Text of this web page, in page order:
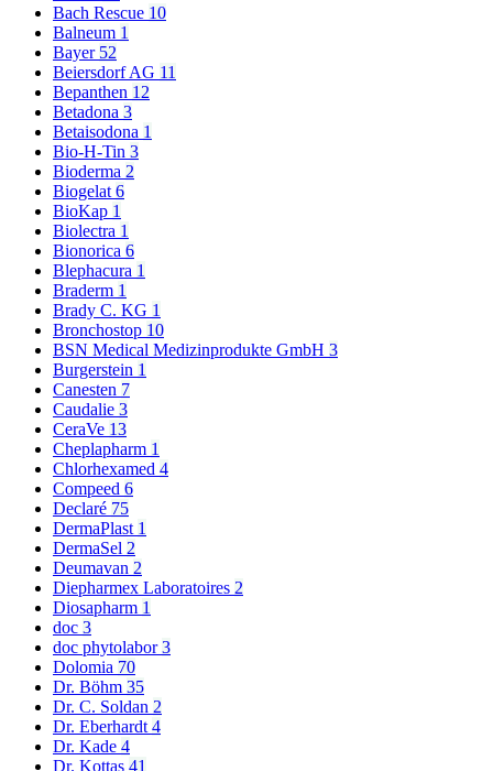
Bach Rescue 10
Balneum 1
Bayer 52
Beiersdorf AG 11
Bepanthen 12
Betadona 3
Betaisodona 1
Bio-H-Tin 3
Bioderma 2
Biogelat 6
BioKap 1
Biolectra 1
Bionorica 6
Blephacura 1
Braderm 1
Brady C. KG 1
Bronchostop 10
BSN Medical Medizinprodukte GmbH 3
Burgerstein 1
Canesten 7
Caudalie 3
CeraVe 13
Cheplapharm 1
Chlorhexamed 4
Compeed 6
Declaré 75
DermaPlast 1
DermaSel 2
Deumavan 2
Diepharmex Laboratoires 2
Diosapharm 1
doc 3
doc phytolabor3
Dolomia 70
Dr. Böhm 35
Dr. C. Soldan 2
Dr. Eberhardt 4
Dr. Kade 4
Dr. Kottas 41